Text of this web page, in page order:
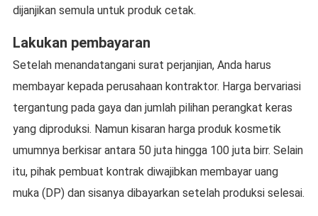
dijanjikan semula untuk produk cetak.
Lakukan pembayaran
Setelah menandatangani surat perjanjian, Anda harus
membayar kepada perusahaan kontraktor. Harga bervariasi
tergantung pada gaya dan jumlah pilihan perangkat keras
yang diproduksi. Namun kisaran harga produk kosmetik
umumnya berkisar antara 50 juta hingga 100 juta birr. Selain
itu, pihak pembuat kontrak diwajibkan membayar uang
muka (DP) dan sisanya dibayarkan setelah produksi selesai.